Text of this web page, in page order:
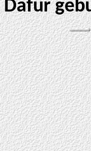
Dafür